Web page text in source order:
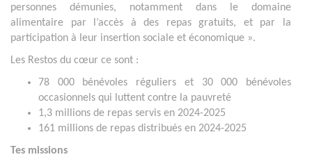
personnes démunies, notamment dans le domaine
alimentaire par l’accès à des repas gratuits, et par la
participation à leur insertion sociale et économique ».
Les Restos du cœur ce sont :
78 000 bénévoles réguliers et 30 000 bénévoles
occasionnels qui luttent contre la pauvreté
1,3 millions de repas servis en 2024-2025
161 millions de repas distribués en 2024-2025
Tes missions